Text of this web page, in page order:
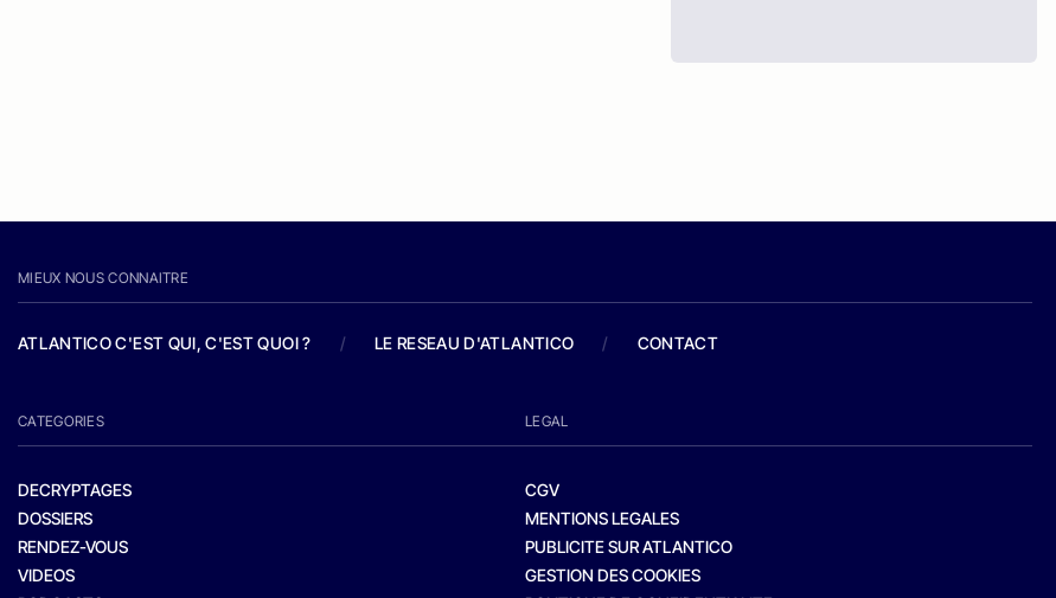
MIEUX NOUS CONNAITRE
ATLANTICO C'EST QUI, C'EST QUOI ? / LE RESEAU D'ATLANTICO / CONTACT
CATEGORIES
DECRYPTAGES
DOSSIERS
RENDEZ-VOUS
VIDEOS
LEGAL
CGV
MENTIONS LEGALES
PUBLICITE SUR ATLANTICO
GESTION DES COOKIES